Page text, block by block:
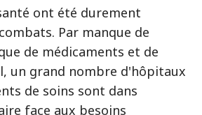
ont été durement
Par manque de
de médicaments et de
un grand nombre d'hôpitaux
de soins sont dans
face aux besoins